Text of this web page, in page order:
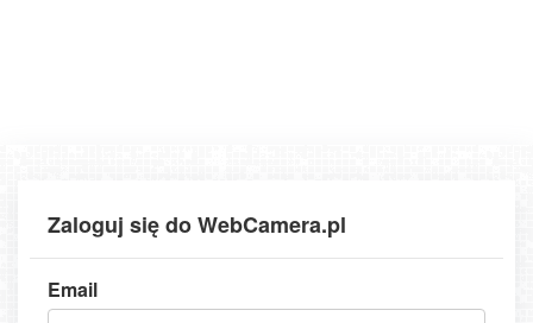
Zaloguj się do WebCamera.pl
Email